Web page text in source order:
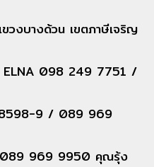
งบางด้วน เขตภาษีเจริญ
ELNA 098 249 7751 /
9 / 089 969
969 9950 คุณรุ้ง